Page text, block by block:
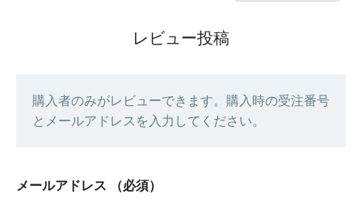
レビュー投稿
購入者のみがレビューできます。購入時の受注番号
とメールアドレスを入力してください。
メールアドレス （必須）